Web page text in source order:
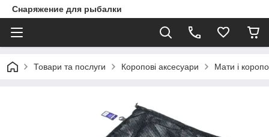
Снаряжение для рыбалки
Товари та послуги Коропові аксесуари Мати і